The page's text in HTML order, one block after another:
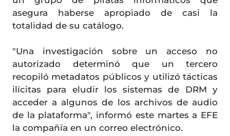
asegura haberse apropiado de casi la
totalidad de su catálogo.
"Una investigación sobre un acceso no
autorizado determinó que un tercero
recopiló metadatos públicos y utilizó tácticas
ilícitas para eludir los sistemas de DRM y
acceder a algunos de los archivos de audio
de la plataforma", informó este martes a EFE
la compañía en un correo electrónico.